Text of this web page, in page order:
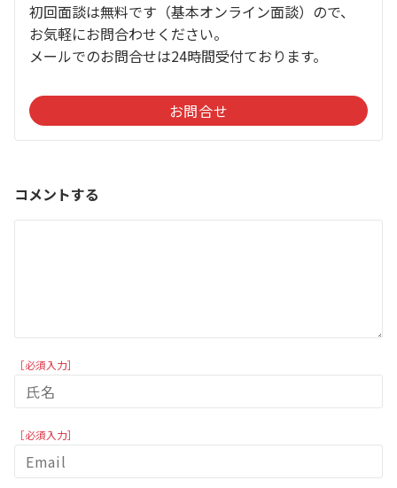
初回面談は無料です（基本オンライン面談）ので、
お気軽にお問合わせください。
メールでのお問合せは24時間受付ております。
お問合せ
コメントする
［必須入力］
［必須入力］